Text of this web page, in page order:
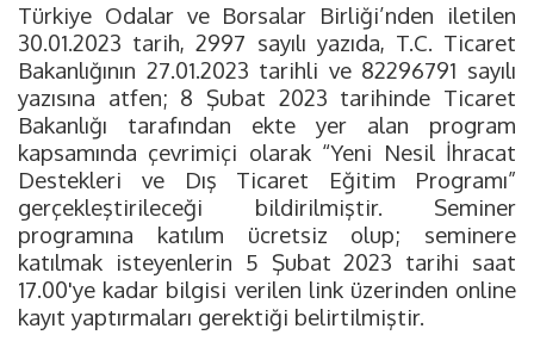
Türkiye Odalar ve Borsalar Birliği’nden iletilen
30.01.2023 tarih, 2997 sayılı yazıda, T.C. Ticaret
Bakanlığının 27.01.2023 tarihli ve 82296791 sayılı
yazısına atfen; 8 Şubat 2023 tarihinde Ticaret
Bakanlığı tarafından ekte yer alan program
kapsamında çevrimiçi olarak “Yeni Nesil İhracat
Destekleri ve Dış Ticaret Eğitim Programı”
gerçekleştirileceği bildirilmiştir. Seminer
programına katılım ücretsiz olup; seminere
katılmak isteyenlerin 5 Şubat 2023 tarihi saat
17.00'ye kadar bilgisi verilen link üzerinden online
kayıt yaptırmaları gerektiği belirtilmiştir.